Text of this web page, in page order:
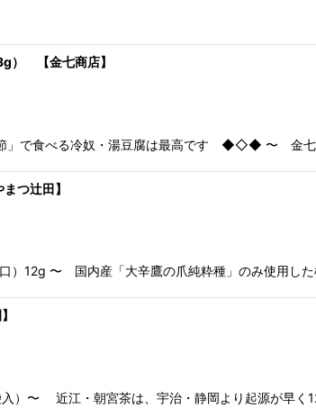
） 【金七商店】
で食べる冷奴・湯豆腐は最高です ◆◇◆ 〜 金七
つ辻田】
口）12g 〜 国内産「大辛鷹の爪純粋種」のみ使用
）〜 近江・朝宮茶は、宇治・静岡より起源が早